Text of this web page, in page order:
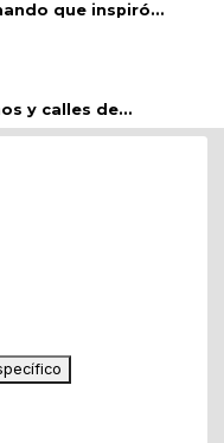
que inspiró...
y calles de...